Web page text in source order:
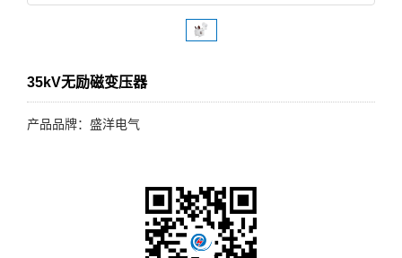
35kV无励磁变压器
产品品牌：盛洋电气